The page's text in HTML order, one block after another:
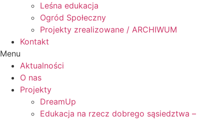
Leśna edukacja
Ogród Społeczny
Projekty zrealizowane / ARCHIWUM
Kontakt
Menu
Aktualności
O nas
Projekty
DreamUp
Edukacja na rzecz dobrego sąsiedztwa –